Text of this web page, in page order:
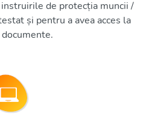
de protecția muncii /
și pentru a avea acces la